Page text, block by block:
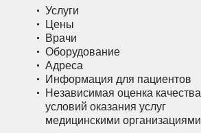
Услуги
Цены
Врачи
Оборудование
Адреса
Информация для пациентов
Независимая оценка качества
условий оказания услуг
медицинскими организациями